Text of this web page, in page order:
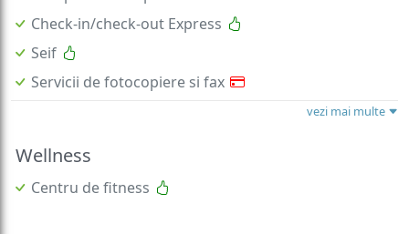
Check-in/check-out Express
Seif
Servicii de fotocopiere si fax
vezi mai multe
Wellness
Centru de fitness